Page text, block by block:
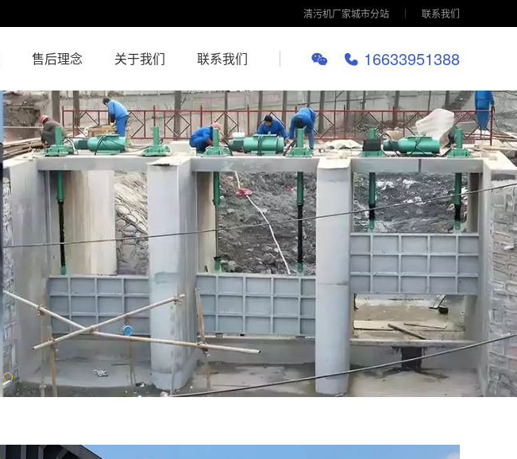
清污机厂家城市分站 联系我们
16633951388
售后理念 关于我们 联系我们